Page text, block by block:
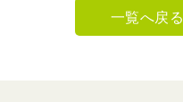
一覧へ戻る